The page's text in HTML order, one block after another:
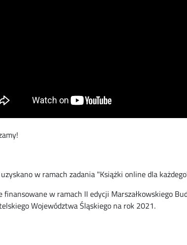
w ramach zadania "Książki online dla
finansowane w ramach II edycji Marszałkowskiego
Województwa Śląskiego na rok 2021.